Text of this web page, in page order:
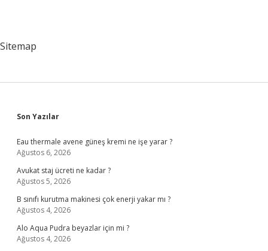
Sitemap
Sidebar
Son Yazılar
Eau thermale avene güneş kremi ne işe yarar ?
Ağustos 6, 2026
Avukat staj ücreti ne kadar ?
Ağustos 5, 2026
B sınıfı kurutma makinesi çok enerji yakar mı ?
Ağustos 4, 2026
Alo Aqua Pudra beyazlar için mi ?
Ağustos 4, 2026